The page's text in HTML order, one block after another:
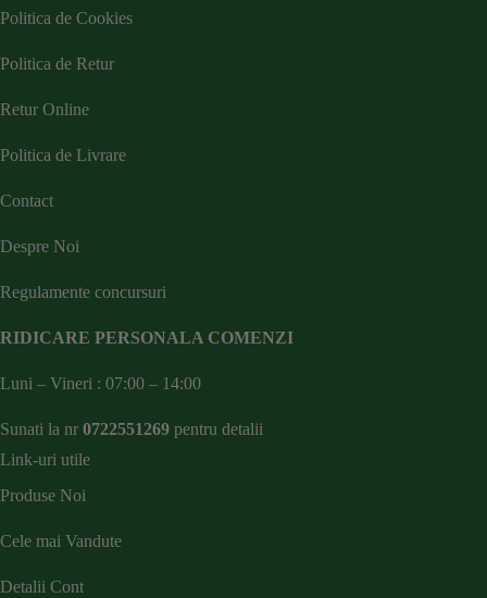
Politica de Cookies
Politica de Retur
Retur Online
Politica de Livrare
Contact
Despre Noi
Regulamente concursuri
RIDICARE PERSONALA COMENZI
Luni – Vineri : 07:00 – 14:00
Sunati la nr 0722551269 pentru detalii
Link-uri utile
Produse Noi
Cele mai Vandute
Detalii Cont